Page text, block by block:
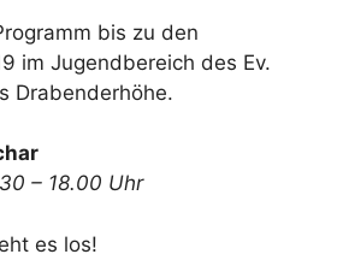
bis zu den
im Jugendbereich des Ev.
Drabenderhöhe.
– 18.00 Uhr
es los!